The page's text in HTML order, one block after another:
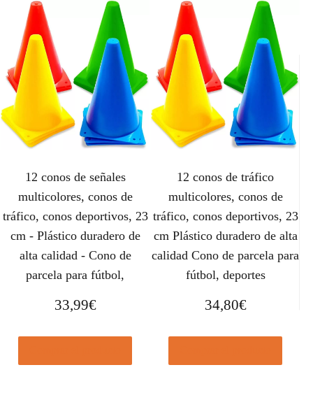
12 conos de señales
multicolores, conos de
tráfico, conos deportivos, 23
cm - Plástico duradero de
alta calidad - Cono de
parcela para fútbol,
33,99€
12 conos de tráfico
multicolores, conos de
tráfico, conos deportivos, 23
cm Plástico duradero de alta
calidad Cono de parcela para
fútbol, ​​deportes
34,80€